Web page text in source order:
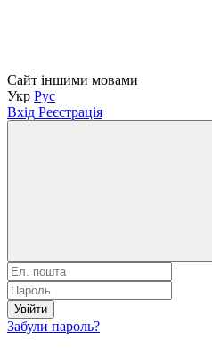
Сайт іншими мовами
Укр Рус
Вхід Реєстрація
Увійти
Забули пароль?